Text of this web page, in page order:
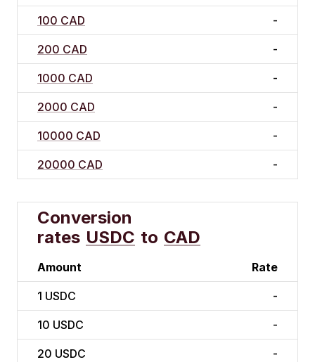
100 CAD -
200 CAD -
1000 CAD -
2000 CAD -
10000 CAD -
20000 CAD -
Conversion
rates USDC to CAD
Amount Rate
1 USDC -
10 USDC -
20 USDC -